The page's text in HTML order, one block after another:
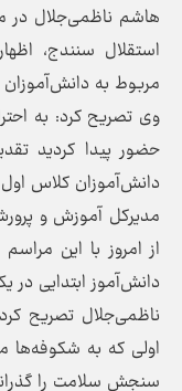
هاشم ناظمی‌جلال در
استقلال سنندج،
مربوط به
وی تصریح کرد: به
حضور پیدا کردید
دانش‌آموزان کلاس
مدیرکل آموزش و
دانش‌آموز ابتدایی در یک هزار و 900 مدرسه
اولی که به شکوفه‌ها
سنجش سلامت را